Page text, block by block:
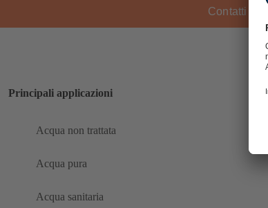
Contatti KSB
Principali applicazioni
Acqua non trattata
Acqua pura
Acqua sanitaria